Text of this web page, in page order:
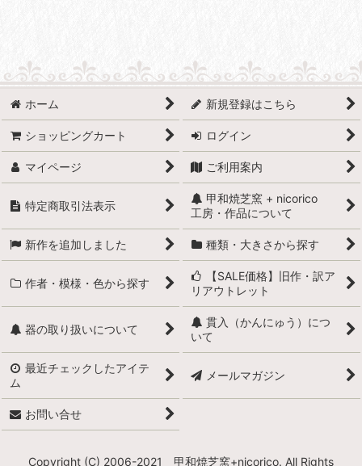
ホーム 新規登録はこちら
ショッピングカート ログイン
マイページ ご利用案内
特定商取引法表示
甲和焼芝窯 + nicorico
工房・作品について
新作を追加しました 種類・大きさから探す
作者・模様・色から探す
【SALE価格】旧作・訳ア
リアウトレット
器の取り扱いについて
貫入（かんにゅう）につ
いて
最近チェックしたアイテ
ム
メールマガジン
お問い合せ
Copyright (C) 2006-2021 甲和焼芝窯+nicorico. All Rights